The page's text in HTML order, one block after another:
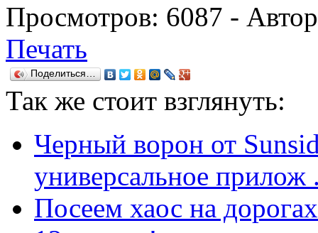
Просмотров: 6087 -
Печать
Поделиться…
Так же стоит взглянуть:
Черный ворон от
универсальное прилож
Посеем хаос на